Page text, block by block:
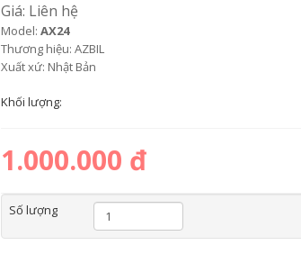
Giá: Liên hệ
Model: AX24
Thương hiệu: AZBIL
Xuất xứ: Nhật Bản
Khối lượng:
1.000.000 đ
Số lượng